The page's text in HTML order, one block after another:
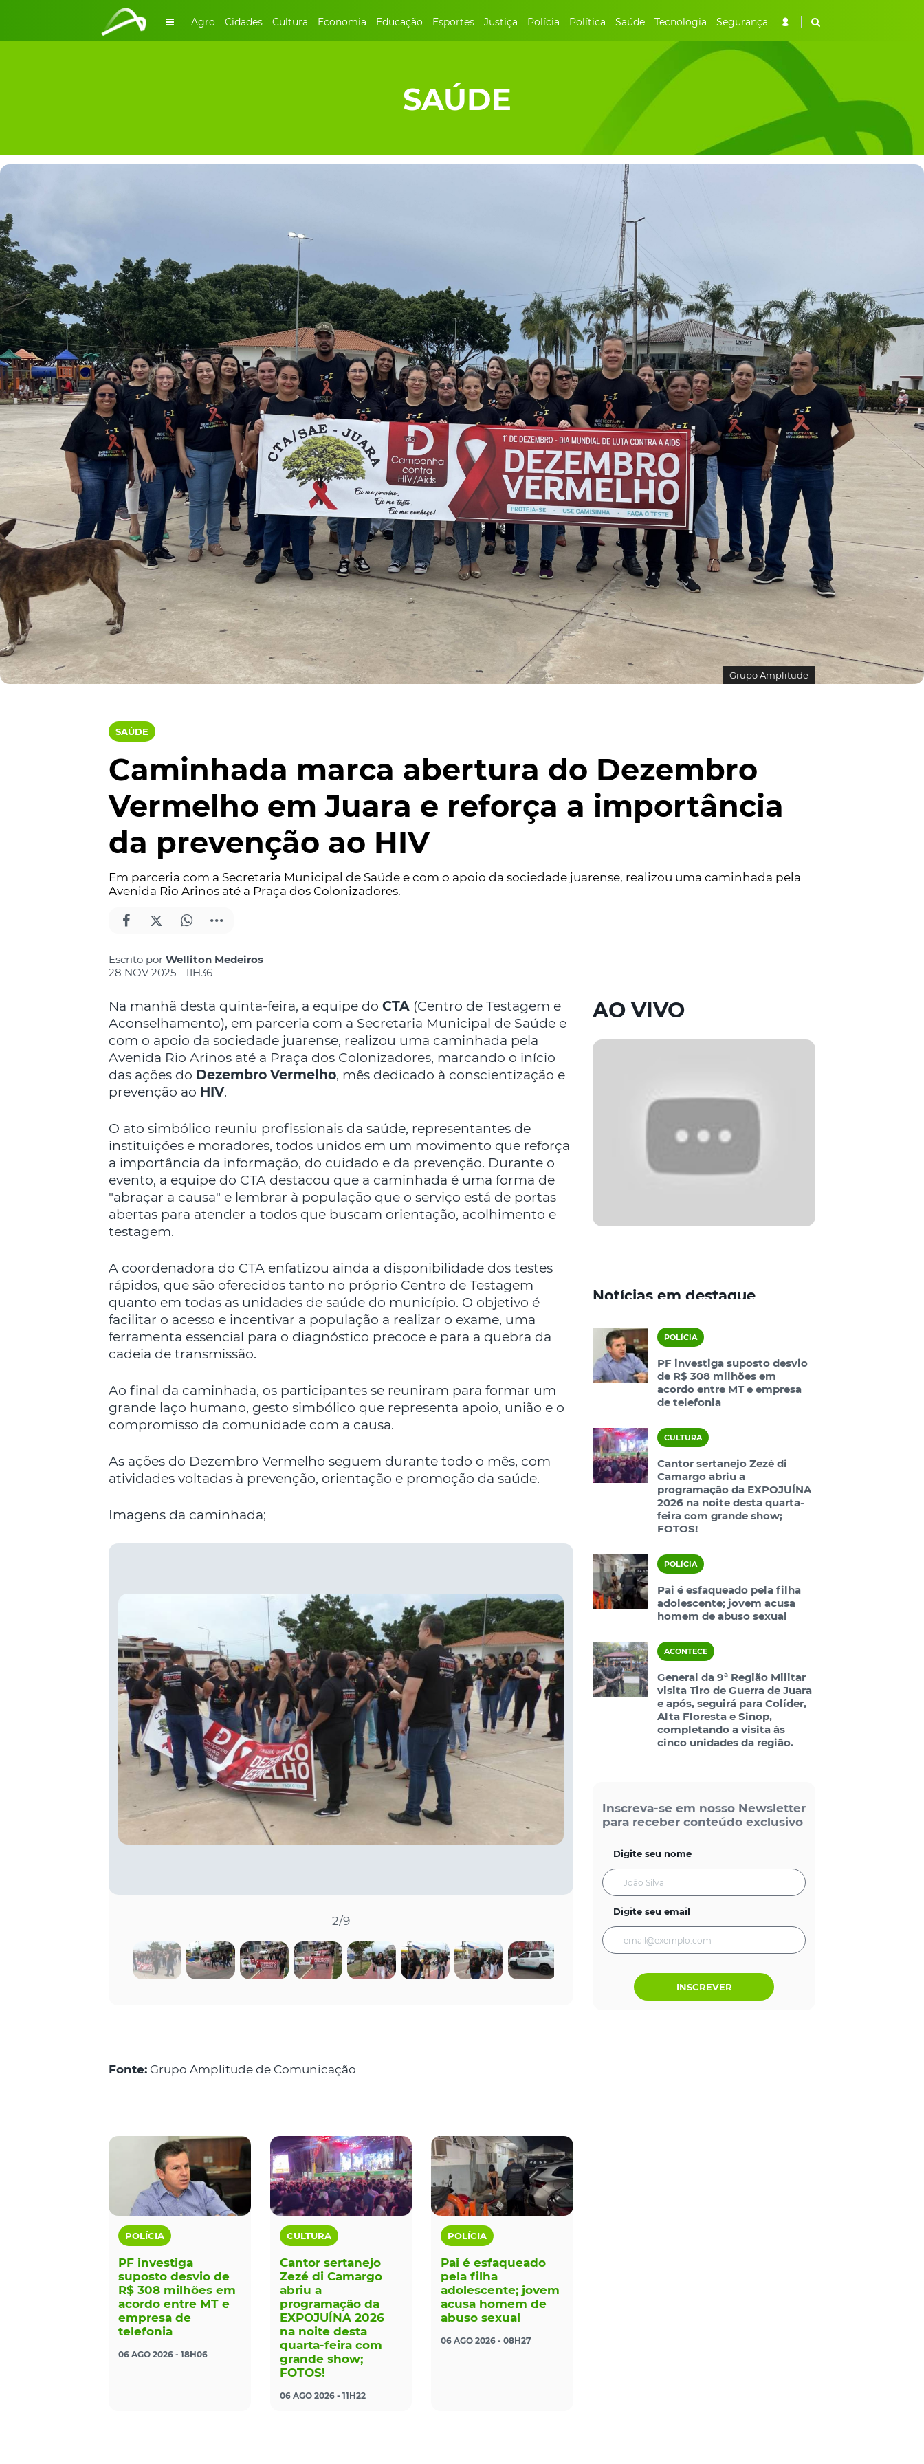
Agro Cidades Cultura Economia Educação Esportes Justiça Polícia Política Saúde Tecnologia Segurança
SAÚDE
Grupo Amplitude
SAÚDE
Caminhada marca abertura do Dezembro
Vermelho em Juara e reforça a importância
da prevenção ao HIV
Em parceria com a Secretaria Municipal de Saúde e com o apoio da sociedade juarense, realizou uma caminhada pela
Avenida Rio Arinos até a Praça dos Colonizadores.
Escrito por Welliton Medeiros
28 NOV 2025 - 11H36
Na manhã desta quinta-feira, a equipe do CTA (Centro de Testagem e
Aconselhamento), em parceria com a Secretaria Municipal de Saúde e
com o apoio da sociedade juarense, realizou uma caminhada pela
Avenida Rio Arinos até a Praça dos Colonizadores, marcando o início
das ações do Dezembro Vermelho, mês dedicado à conscientização e
prevenção ao HIV.
O ato simbólico reuniu profissionais da saúde, representantes de
instituições e moradores, todos unidos em um movimento que reforça
a importância da informação, do cuidado e da prevenção. Durante o
evento, a equipe do CTA destacou que a caminhada é uma forma de
"abraçar a causa" e lembrar à população que o serviço está de portas
abertas para atender a todos que buscam orientação, acolhimento e
testagem.
A coordenadora do CTA enfatizou ainda a disponibilidade dos testes
rápidos, que são oferecidos tanto no próprio Centro de Testagem
quanto em todas as unidades de saúde do município. O objetivo é
facilitar o acesso e incentivar a população a realizar o exame, uma
ferramenta essencial para o diagnóstico precoce e para a quebra da
cadeia de transmissão.
Ao final da caminhada, os participantes se reuniram para formar um
grande laço humano, gesto simbólico que representa apoio, união e o
compromisso da comunidade com a causa.
As ações do Dezembro Vermelho seguem durante todo o mês, com
atividades voltadas à prevenção, orientação e promoção da saúde.
Imagens da caminhada;
2/9
Fonte: Grupo Amplitude de Comunicação
POLÍCIA
PF investiga
suposto desvio de
R$ 308 milhões em
acordo entre MT e
empresa de
telefonia
06 AGO 2026 - 18H06
CULTURA
Cantor sertanejo
Zezé di Camargo
abriu a
programação da
EXPOJUÍNA 2026
na noite desta
quarta-feira com
grande show;
FOTOS!
06 AGO 2026 - 11H22
POLÍCIA
Pai é esfaqueado
pela filha
adolescente; jovem
acusa homem de
abuso sexual
06 AGO 2026 - 08H27
AO VIVO
POLÍCIA
PF investiga suposto desvio
de R$ 308 milhões em
acordo entre MT e empresa
de telefonia
CULTURA
Cantor sertanejo Zezé di
Camargo abriu a
programação da EXPOJUÍNA
2026 na noite desta quarta-
feira com grande show;
FOTOS!
POLÍCIA
Pai é esfaqueado pela filha
adolescente; jovem acusa
homem de abuso sexual
ACONTECE
General da 9ª Região Militar
visita Tiro de Guerra de Juara
e após, seguirá para Colíder,
Alta Floresta e Sinop,
completando a visita às
cinco unidades da região.
Inscreva-se em nosso Newsletter
para receber conteúdo exclusivo
Digite seu nome
Digite seu email
INSCREVER
Notícias em destaque